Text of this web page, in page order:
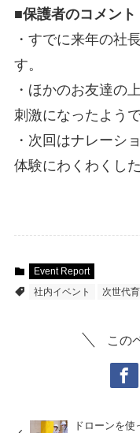
■保護者のコメント
・すでに来年の社
す。
・ほかのお友達の
刺激になったようで
・次回はナレーシ
体験にわくわくし
Event Report
社内イベント
次世代
この
ドローンを